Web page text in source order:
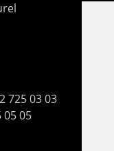
725 03 03
05 05